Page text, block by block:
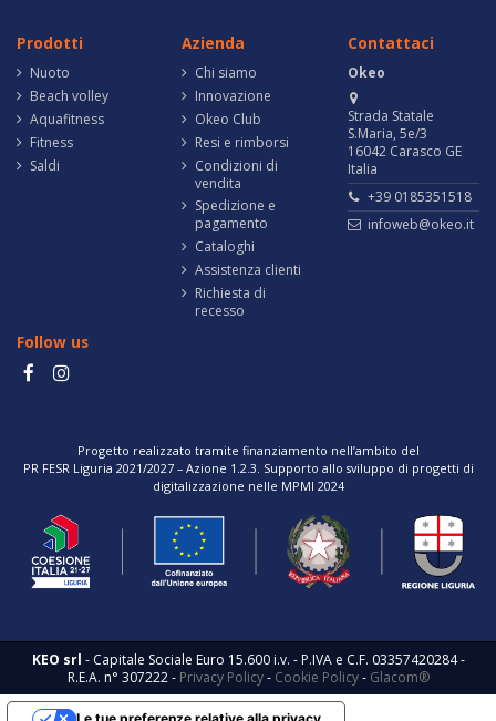
Prodotti
Nuoto
Beach volley
Aquafitness
Fitness
Saldi
Azienda
Chi siamo
Innovazione
Okeo Club
Resi e rimborsi
Condizioni di
vendita
Spedizione e
pagamento
Cataloghi
Assistenza clienti
Richiesta di
recesso
Contattaci
Okeo
Strada Statale
S.Maria, 5e/3
16042 Carasco GE
Italia
+39 0185351518
infoweb@okeo.it
Follow us
Progetto realizzato tramite finanziamento nell’ambito del
PR FESR Liguria 2021/2027 – Azione 1.2.3. Supporto allo sviluppo di progetti di
digitalizzazione nelle MPMI 2024
KEO srl - Capitale Sociale Euro 15.600 i.v. - P.IVA e C.F. 03357420284 -
R.E.A. n° 307222 - Privacy Policy- Cookie Policy- Glacom®